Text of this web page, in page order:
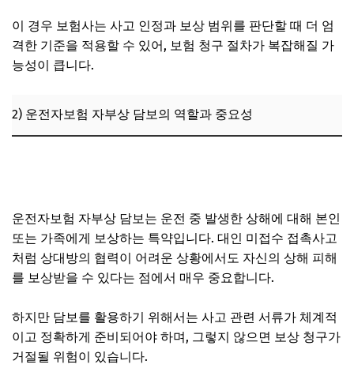
6. 대인 미접수 접촉사고 보험금 청구 시 비용 효율성과 장기
적 효과 비교
1) 비용 대비 신속 보상 가능성
3) 자부상 담보 없는 경우와의 비교
이 경우 보험사는 사고 인정과 보상 범위를 판단할 때 더 엄
격한 기준을 적용할 수 있어, 보험 청구 절차가 복잡해질 가
능성이 큽니다.
2) 운전자보험 자부상 담보의 역할과 중요성
운전자보험 자부상 담보는 운전 중 발생한 상해에 대해 본인
또는 가족에게 보상하는 특약입니다. 대인 미접수 접촉사고
처럼 상대방의 협력이 어려운 상황에서도 자신의 상해 피해
를 보상받을 수 있다는 점에서 매우 중요합니다.
하지만 담보를 활용하기 위해서는 사고 관련 서류가 체계적
이고 정확하게 준비되어야 하며, 그렇지 않으면 보상 청구가
거절될 위험이 있습니다.